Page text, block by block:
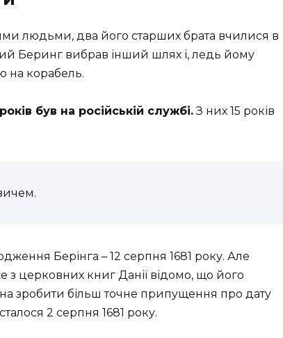
людьми, два його старших брата вчилися в
Беринг вибрав інший шлях і, ледь йому
на корабель.
був на російській службі.З них 15 років
Берінга – 12 серпня 1681 року. Але
з церковних книг Данії відомо, що його
зробити більш точне припущення про дату
2 серпня 1681 року.